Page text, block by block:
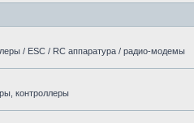
2025, 14:52
/ ESC / RC аппаратура / радио-модемы
контроллеры